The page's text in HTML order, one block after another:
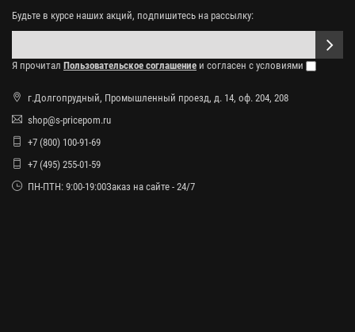
Будьте в курсе наших акций, подпишитесь на рассылку:
Я прочитал Пользовательское соглашение и согласен с условиями
г.Долгопрудный, Промышленный проезд, д. 14, оф. 204, 208
shop@s-pricepom.ru
+7 (800) 100-91-69
+7 (495) 255-01-59
ПН-ПТН: 9:00-19:00Заказ на сайте - 24/7